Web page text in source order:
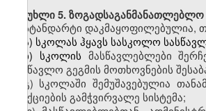
მუხლი5. ზოგადსაგანმანათლებლო
სტანდარტი დაკმაყოფილებულია,
ა) სკოლას ჰყავს სასკოლო
ბ) სკოლის მასწავლებლები
სასწავლო გეგმის მოთხოვნების
გ) სკოლაში შემუშავებულია
სანქციების გამჭვირვალე სისტემა;